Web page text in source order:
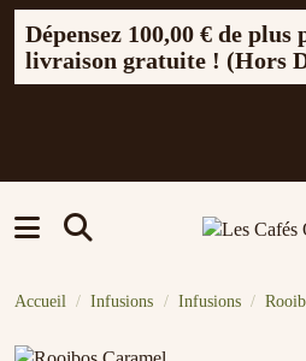
Dépensez 100,00 € de plus
livraison gratuite ! (Hors
Accueil Infusions Infusions